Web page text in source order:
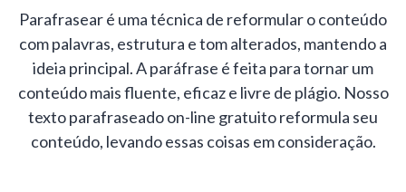
Parafrasear é uma técnica de reformular o conteúdo
com palavras, estrutura e tom alterados, mantendo a
ideia principal. A paráfrase é feita para tornar um
conteúdo mais fluente, eficaz e livre de plágio. Nosso
texto parafraseado on-line gratuito reformula seu
conteúdo, levando essas coisas em consideração.